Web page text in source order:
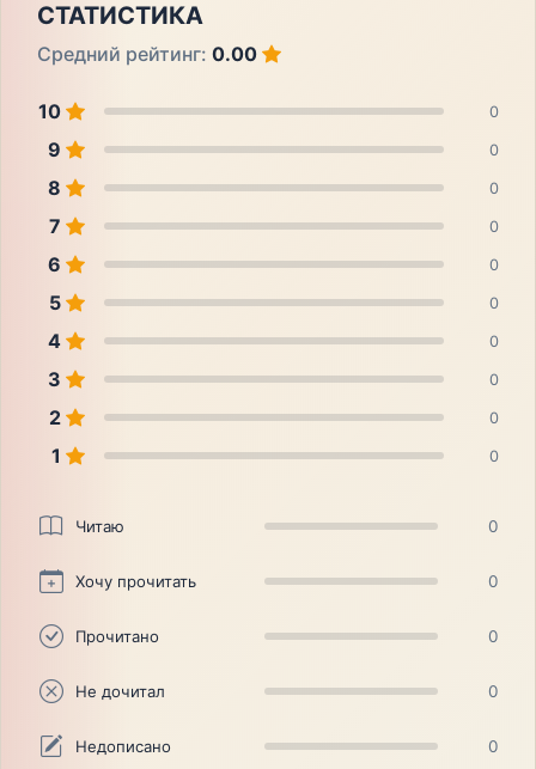
СТАТИСТИКА
Средний рейтинг: 0.00
10 0
9 0
8 0
7 0
6 0
5 0
4 0
3 0
2 0
1 0
Читаю 0
Хочу прочитать 0
Прочитано 0
Не дочитал 0
Недописано 0